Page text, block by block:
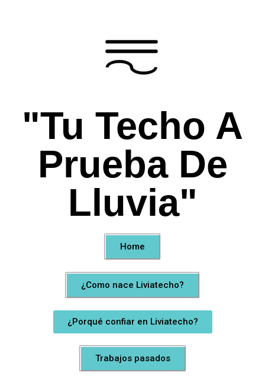
"Tu Techo A
Prueba De
Lluvia"
Home
¿Como nace Liviatecho?
¿Porqué confiar en Liviatecho?
Trabajos pasados